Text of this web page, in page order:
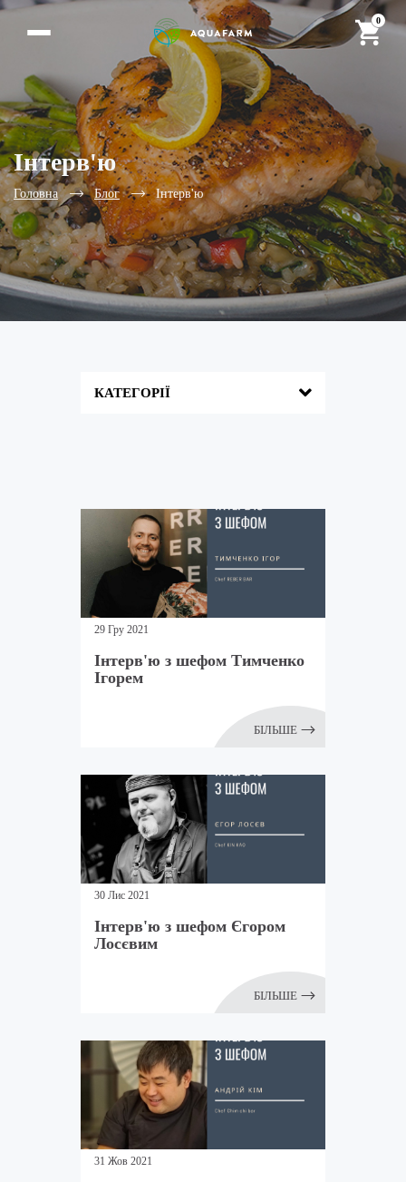
0
Інтерв'ю
Головна Блог Інтерв'ю
КАТЕГОРІЇ
29 Гру 2021
Інтерв'ю з шефом Тимченко
Ігорем
БІЛЬШЕ
30 Лис 2021
Інтерв'ю з шефом Єгором
Лосєвим
БІЛЬШЕ
31 Жов 2021